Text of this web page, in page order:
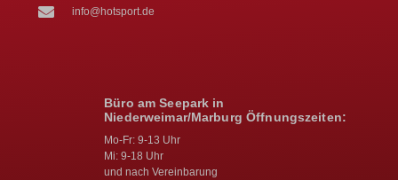
info@hotsport.de
Büro am Seepark in
Niederweimar/Marburg Öffnungszeiten:
Mo-Fr: 9-13 Uhr
Mi: 9-18 Uhr
und nach Vereinbarung